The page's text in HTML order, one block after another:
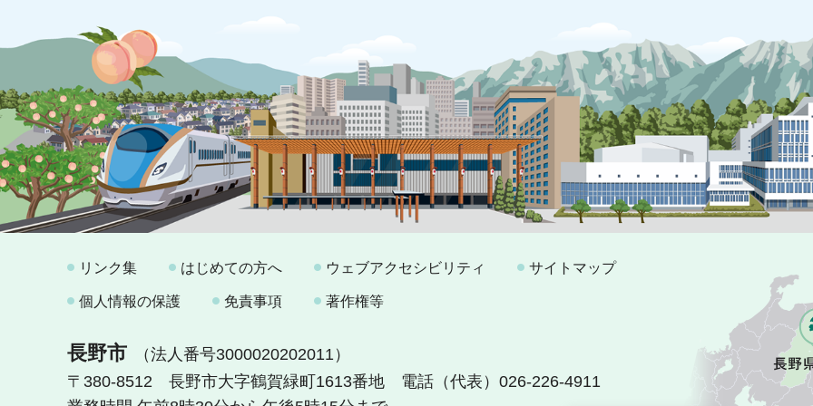
リンク集 はじめての方へ ウェブアクセシビリティ サイトマップ
個人情報の保護 免責事項 著作権等
長野市
（法人番号3000020202011）
〒380-8512 長野市大字鶴賀緑町1613番地
電話（代表）026-226-4911